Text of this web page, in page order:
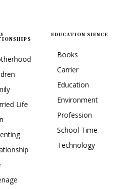
Life
EDUCATION SIENCE
Books
Carrier
Education
Environment
Profession
School Time
Technology